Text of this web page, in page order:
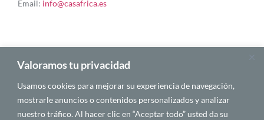
Valoramos tu privacidad
Usamos cookies para mejorar su experiencia de navegación,
mostrarle anuncios o contenidos personalizados y analizar
nuestro tráfico. Al hacer clic en “Aceptar todo” usted da su
Email: info@casafrica.es
Blog
About Us
Personalities